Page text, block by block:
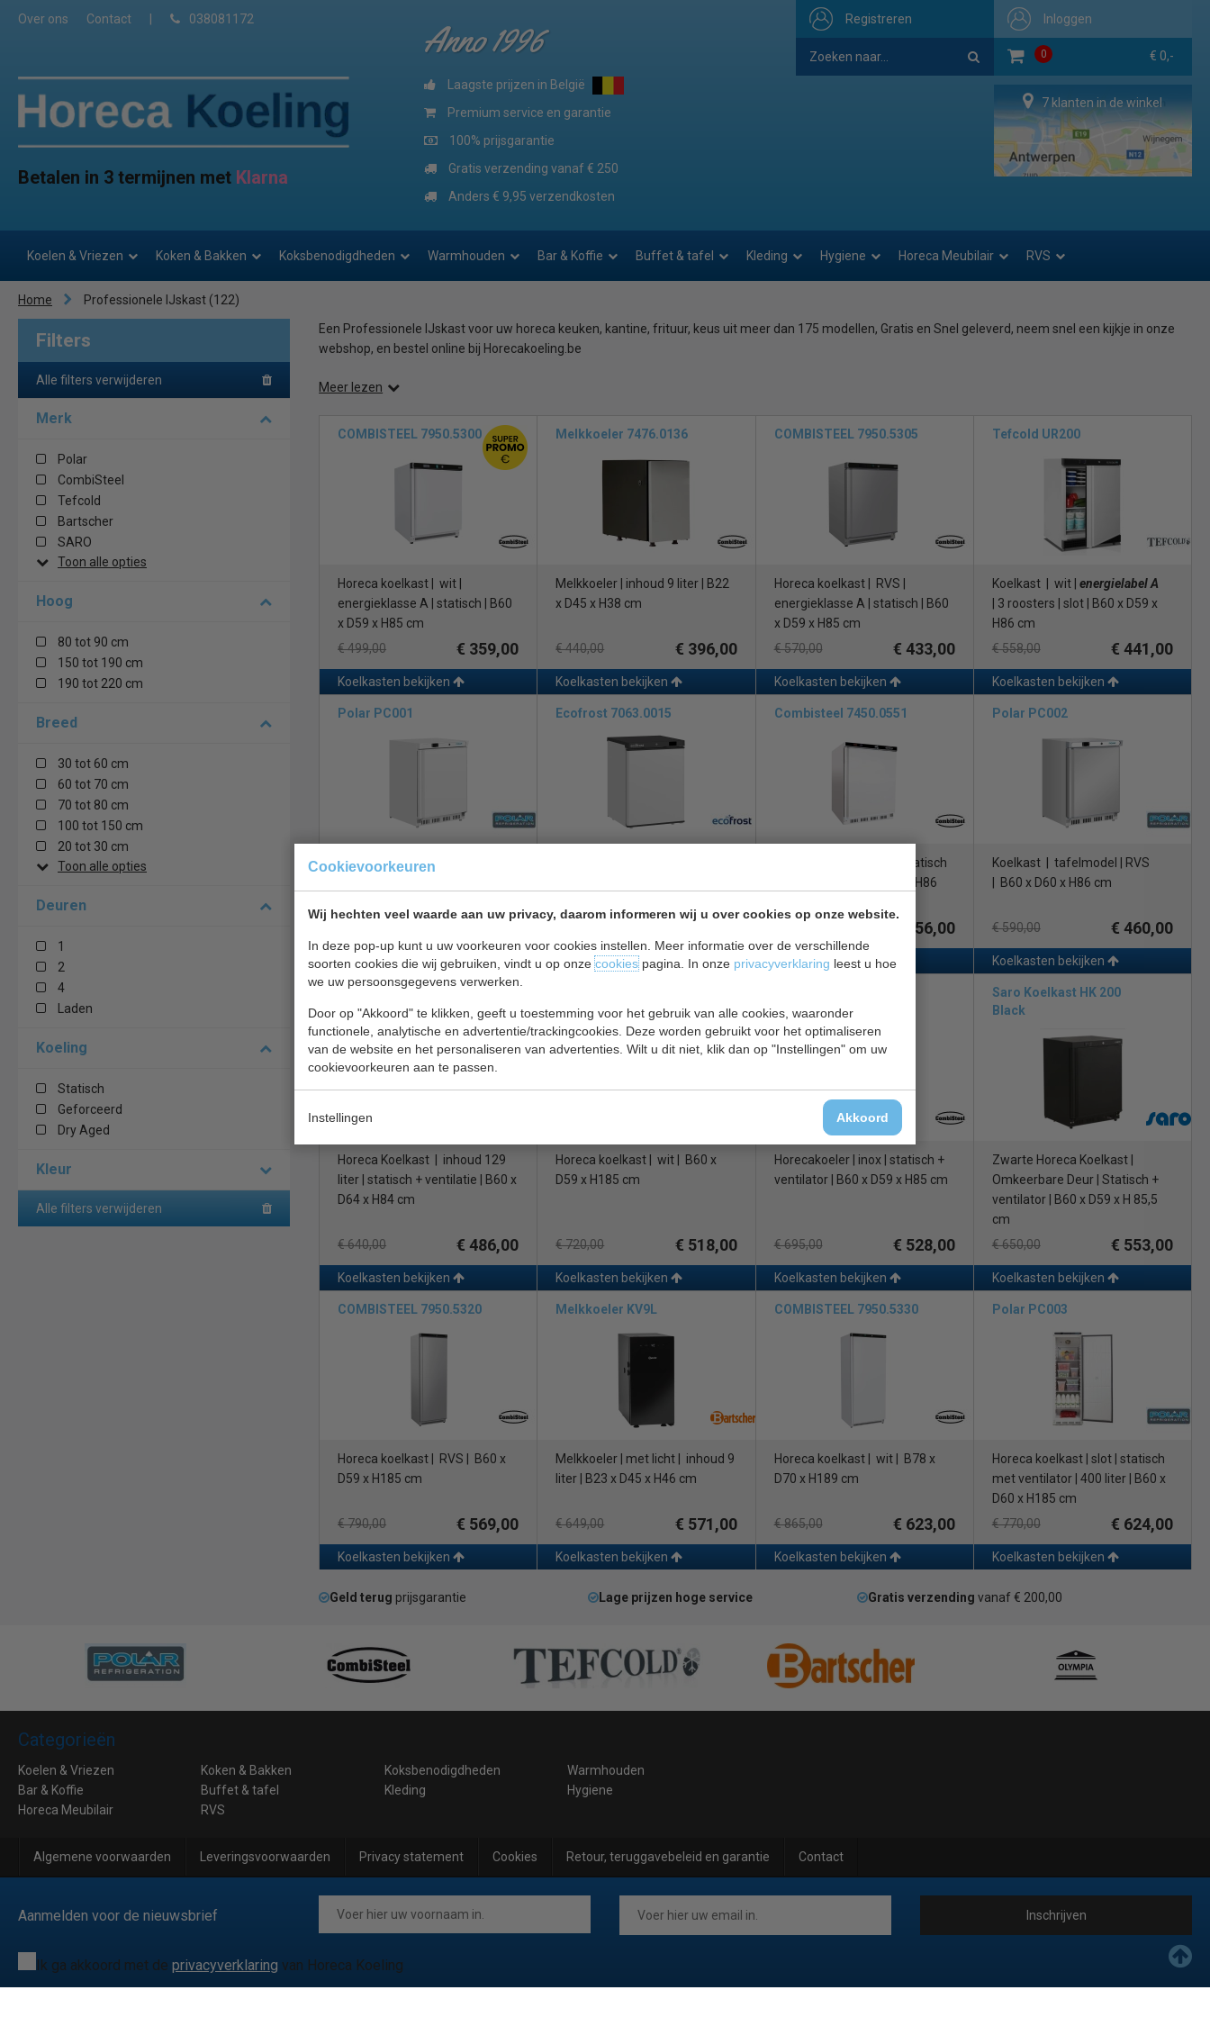
Cookievoorkeuren
Wij hechten veel waarde aan uw privacy, daarom informeren wij u over cookies op onze website.
In deze pop-up kunt u uw voorkeuren voor cookies instellen. Meer informatie over de verschillende
soorten cookies die wij gebruiken, vindt u op onzecookiespagina. In onze privacyverklaring leest u hoe
we uw persoonsgegevens verwerken.
Door op "Akkoord" te klikken, geeft u toestemming voor het gebruik van alle cookies, waaronder
functionele, analytische en advertentie/trackingcookies. Deze worden gebruikt voor het optimaliseren
van de website en het personaliseren van advertenties. Wilt u dit niet, klik dan op "Instellingen" om uw
cookievoorkeuren aan te passen.
Instellingen Akkoord
Over ons Contact 038081172 Inloggen
0 € 0,-
Registreren
Betalen in 3 termijnen met Klarna
Anno 1996
Laagste prijzen in België
Premium service en garantie
100% prijsgarantie
Gratis verzending vanaf € 250
Anders € 9,95 verzendkosten
7 klanten in de winkel
Koelen & Vriezen Koken & Bakken Koksbenodigdheden Warmhouden Bar & Koffie Buffet & tafel Kleding Hygiene Horeca Meubilair RVS
Home Professionele IJskast (122)
Filters
Alle filters verwijderen
Merk
Polar
CombiSteel
Tefcold
Bartscher
SARO
Toon alle opties
Hoog
80 tot 90 cm
150 tot 190 cm
190 tot 220 cm
Breed
30 tot 60 cm
60 tot 70 cm
70 tot 80 cm
100 tot 150 cm
20 tot 30 cm
Toon alle opties
Deuren
1
2
4
Laden
Koeling
Statisch
Geforceerd
Dry Aged
Kleur
Alle filters verwijderen
Een Professionele IJskast voor uw horeca keuken, kantine, frituur, keus uit meer dan 175 modellen, Gratis en Snel geleverd, neem snel een kijkje in onze
webshop, en bestel online bij Horecakoeling.be
Meer lezen
COMBISTEEL 7950.5300
Horeca koelkast | wit |
energieklasse A | statisch | B60
x D59 x H85 cm
€ 499,00
€ 359,00
Koelkasten bekijken
Melkkoeler 7476.0136
Melkkoeler | inhoud 9 liter | B22
x D45 x H38 cm
€ 440,00 € 396,00
Koelkasten bekijken
COMBISTEEL 7950.5305
Horeca koelkast | RVS |
energieklasse A | statisch | B60
x D59 x H85 cm
€ 570,00
€ 433,00
Koelkasten bekijken
Tefcold UR200
Koelkast | wit | energielabel A
| 3 roosters | slot | B60 x D59 x
H86 cm
€ 558,00
€ 441,00
Koelkasten bekijken
Polar PC001
Koelkast | onderbouw | wit | B60
Koelkasten bekijken
Ecofrost 7063.0015
Koelkasten bekijken
Combisteel 7450.0551
Koelkast | tafelmodel | statisch
+ ventilator | B60 x D59 x H86
€ 456,00
Koelkasten bekijken
Polar PC002
Koelkast | tafelmodel | RVS
| B60 x D60 x H86 cm
€ 590,00 € 460,00
Koelkasten bekijken
Ecofrost 7063.0005
Horeca Koelkast | inhoud 129
liter | statisch + ventilatie | B60 x
D64 x H84 cm
€ 640,00 € 486,00
Koelkasten bekijken
Horeca koelkast | wit | B60 x
D59 x H185 cm
€ 720,00 € 518,00
Koelkasten bekijken
Horecakoeler | inox | statisch +
ventilator | B60 x D59 x H85 cm
€ 695,00 € 528,00
Koelkasten bekijken
Saro Koelkast HK 200
Black
Zwarte Horeca Koelkast |
Omkeerbare Deur | Statisch +
ventilator | B60 x D59 x H 85,5
cm
€ 650,00
€ 553,00
Koelkasten bekijken
COMBISTEEL 7950.5320
Horeca koelkast | RVS | B60 x
D59 x H185 cm
€ 790,00 € 569,00
Koelkasten bekijken
Melkkoeler KV9L
Melkkoeler | met licht | inhoud 9
liter | B23 x D45 x H46 cm
€ 649,00 € 571,00
Koelkasten bekijken
COMBISTEEL 7950.5330
Horeca koelkast | wit | B78 x
D70 x H189 cm
€ 865,00 € 623,00
Koelkasten bekijken
Polar PC003
Horeca koelkast | slot | statisch
met ventilator | 400 liter | B60 x
D60 x H185 cm
€ 770,00
€ 624,00
Koelkasten bekijken
Geld terug prijsgarantie Lage prijzen hoge service Gratis verzending vanaf € 200,00
Categorieën
Koelen & Vriezen Koken & Bakken Koksbenodigdheden
Warmhouden
Bar & Koffie
Buffet & tafel Kleding
Hygiene
Horeca Meubilair
RVS
Algemene voorwaarden Leveringsvoorwaarden Privacy statement Cookies Retour, teruggavebeleid en garantie Contact
Aanmelden voor de nieuwsbrief Inschrijven
Ik ga akkoord met de privacyverklaring van Horeca Koeling